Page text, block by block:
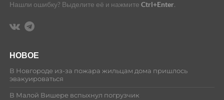
Нашли ошибку? Выделите её и нажмите Ctrl+Enter.
НОВОЕ
В Новгороде из-за пожара жильцам дома пришлось
эвакуироваться
В Малой Вишере вспыхнул погрузчик